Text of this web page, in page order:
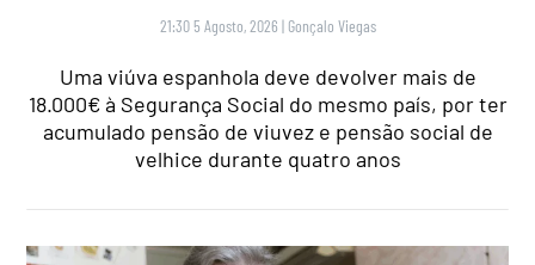
21:30 5 Agosto, 2026 | Gonçalo Viegas
Uma viúva espanhola deve devolver mais de
18.000€ à Segurança Social do mesmo país, por ter
acumulado pensão de viuvez e pensão social de
velhice durante quatro anos